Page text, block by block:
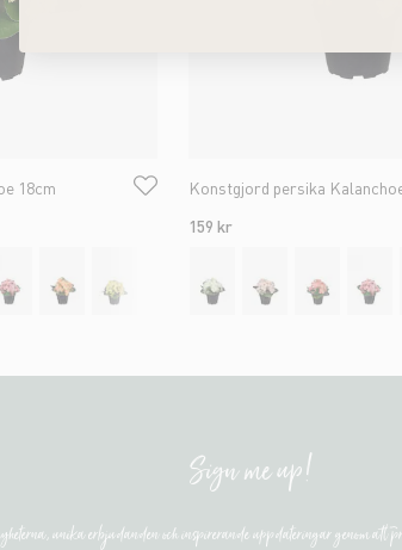
18cm
Konstgjord persika
159 kr
Sign me up!
unika erbjudanden och inspirerande uppdateringar genom att